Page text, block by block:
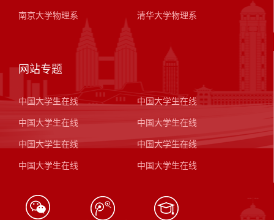
南京大学物理系 清华大学物理系
网站专题
中国大学生在线 中国大学生在线
中国大学生在线 中国大学生在线
中国大学生在线 中国大学生在线
中国大学生在线 中国大学生在线